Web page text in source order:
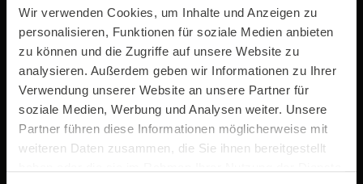
Wir verwenden Cookies, um Inhalte und Anzeigen zu
personalisieren, Funktionen für soziale Medien anbieten
zu können und die Zugriffe auf unsere Website zu
analysieren. Außerdem geben wir Informationen zu Ihrer
Verwendung unserer Website an unsere Partner für
soziale Medien, Werbung und Analysen weiter. Unsere
Partner führen diese Informationen möglicherweise mit
weiteren Daten zusammen, die Sie ihnen bereitgestellt
behebenden Fall handelt, spielt unser
Servicetechniker die Durchführung
gemeinsam mit Ihnen am Telefon durch.
Sofern Fehler oder Einstellungen nicht sofort
aus der Ferne behoben werden können, wird
ein Kollege in Ihrer Nähe angewiesen, zu
Ihnen zu fahren.